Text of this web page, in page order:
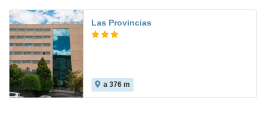
Las Provincias
a 376 m